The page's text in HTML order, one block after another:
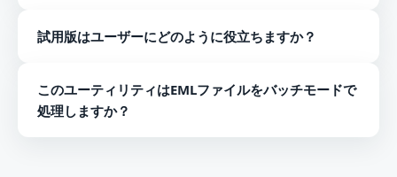
フォルダ全体またはフォルダ内の重複を削除するオプ
ションを選択します。
ルを保存します。
[重複する電子メールの削除]ボタンをクリックします。
Windows Live Mail、Opera Mail、およびその他の電子
試用版はユーザーにどのように役立ちますか？
ウェアのパフォーマンスを監視でき、いくつかのEMLデー
タファイルから重複を削除できます。
このユーティリティはEMLファイルをバッチモードで
処理しますか？